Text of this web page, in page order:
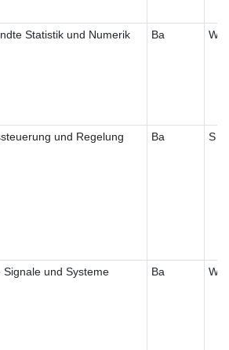
Statistik und Numerik Ba W
und Regelung Ba S
Signale und Systeme Ba W